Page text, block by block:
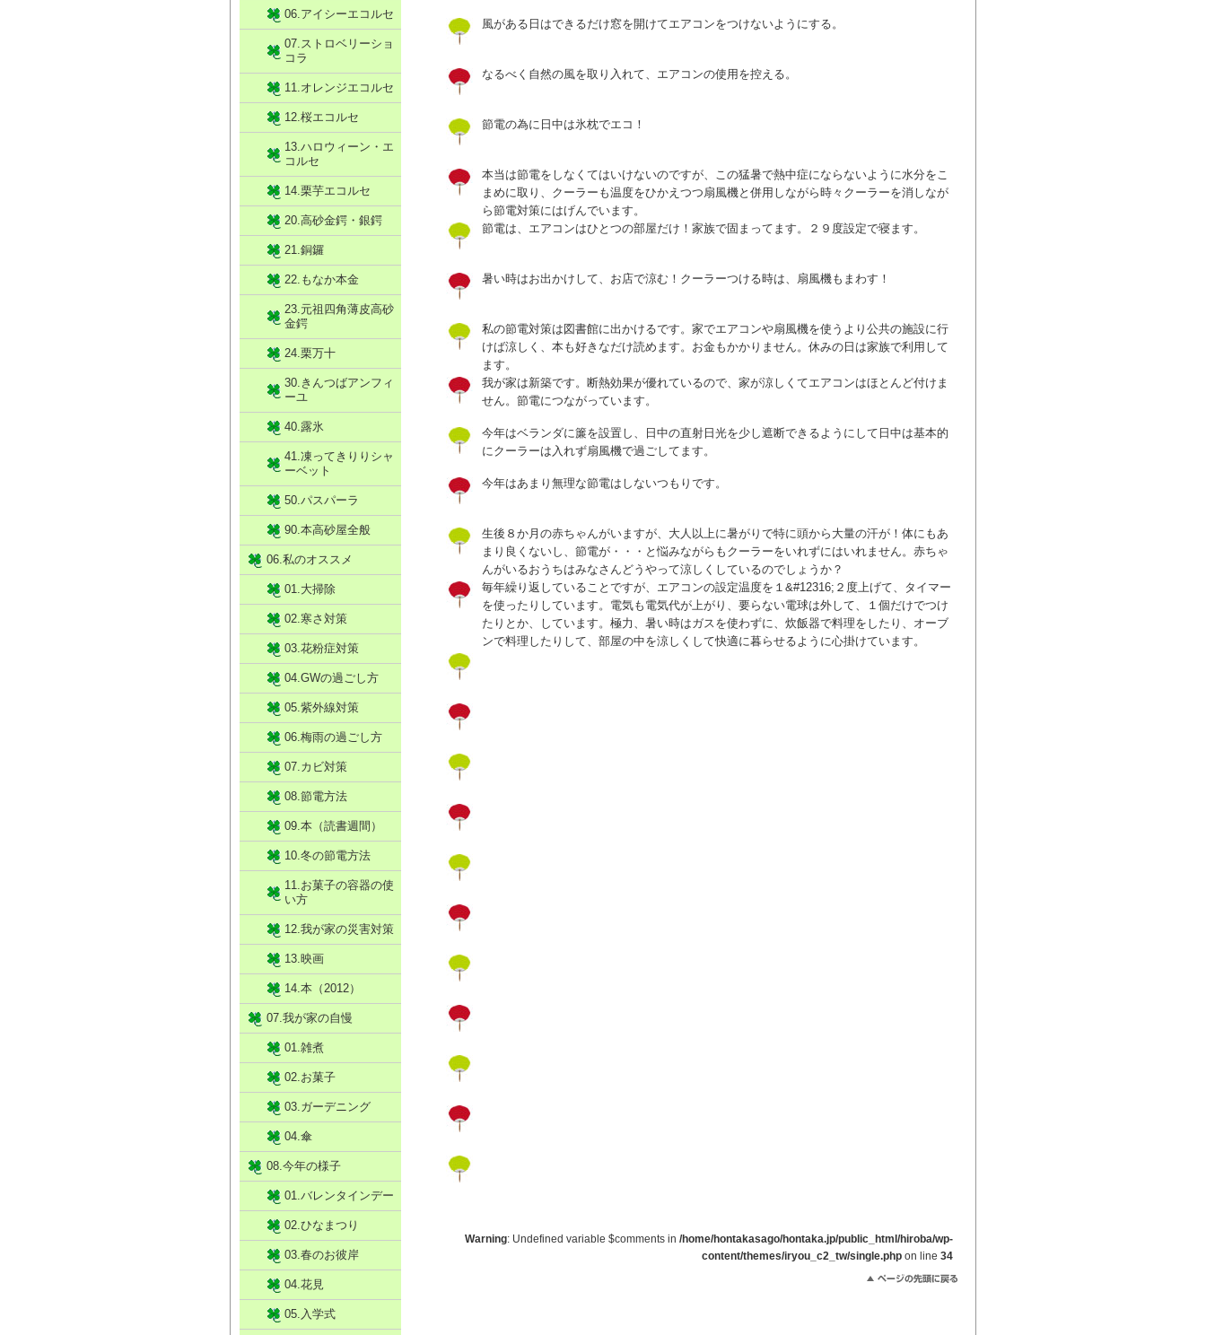
風がある日はできるだけ窓を開けてエアコンをつけないようにする。
なるべく自然の風を取り入れて、エアコンの使用を控える。
節電の為に日中は氷枕でエコ！
本当は節電をしなくてはいけないのですが、この猛暑で熱中症にならないように水分をこ
まめに取り、クーラーも温度をひかえつつ扇風機と併用しながら時々クーラーを消しなが
ら節電対策にはげんでいます。
節電は、エアコンはひとつの部屋だけ！家族で固まってます。２９度設定で寝ます。
暑い時はお出かけして、お店で涼む！クーラーつける時は、扇風機もまわす！
私の節電対策は図書館に出かけるです。家でエアコンや扇風機を使うより公共の施設に行
けば涼しく、本も好きなだけ読めます。お金もかかりません。休みの日は家族で利用して
ます。
我が家は新築です。断熱効果が優れているので、家が涼しくてエアコンはほとんど付けま
せん。節電につながっています。
今年はベランダに簾を設置し、日中の直射日光を少し遮断できるようにして日中は基本的
にクーラーは入れず扇風機で過ごしてます。
今年はあまり無理な節電はしないつもりです。
生後８か月の赤ちゃんがいますが、大人以上に暑がりで特に頭から大量の汗が！体にもあ
まり良くないし、節電が・・・と悩みながらもクーラーをいれずにはいれません。赤ちゃ
んがいるおうちはみなさんどうやって涼しくしているのでしょうか？
毎年繰り返していることですが、エアコンの設定温度を１&#12316;２度上げて、タイマー
を使ったりしています。電気も電気代が上がり、要らない電球は外して、１個だけでつけ
たりとか、しています。極力、暑い時はガスを使わずに、炊飯器で料理をしたり、オーブ
ンで料理したりして、部屋の中を涼しくして快適に暮らせるように心掛けています。
Warning: Undefined variable $comments in /home/hontakasago/hontaka.jp/public_html/hiroba/wp-
content/themes/iryou_c2_tw/single.php on line 34
06.アイシーエコルセ
07.ストロベリーショ
コラ
11.オレンジエコルセ
12.桜エコルセ
13.ハロウィーン・エ
コルセ
14.栗芋エコルセ
20.高砂金鍔・銀鍔
21.銅鑼
22.もなか本金
23.元祖四角薄皮高砂
金鍔
24.栗万十
30.きんつばアンフィ
ーユ
40.露氷
41.凍ってきりりシャ
ーベット
50.パスパーラ
90.本高砂屋全般
06.私のオススメ
01.大掃除
02.寒さ対策
03.花粉症対策
04.GWの過ごし方
05.紫外線対策
06.梅雨の過ごし方
07.カビ対策
08.節電方法
09.本（読書週間）
10.冬の節電方法
11.お菓子の容器の使
い方
12.我が家の災害対策
13.映画
14.本（2012）
07.我が家の自慢
01.雑煮
02.お菓子
03.ガーデニング
04.傘
08.今年の様子
01.バレンタインデー
02.ひなまつり
03.春のお彼岸
04.花見
05.入学式